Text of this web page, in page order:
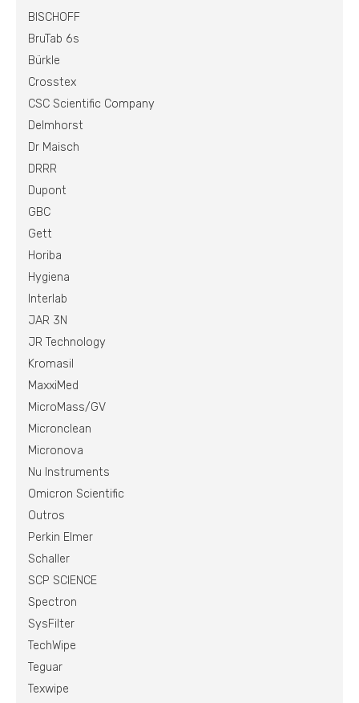
BISCHOFF
BruTab 6s
Bürkle
Crosstex
CSC Scientific Company
Delmhorst
Dr Maisch
DRRR
Dupont
GBC
Gett
Horiba
Hygiena
Interlab
JAR 3N
JR Technology
Kromasil
MaxxiMed
MicroMass/GV
Micronclean
Micronova
Nu Instruments
Omicron Scientific
Outros
Perkin Elmer
Schaller
SCP SCIENCE
Spectron
SysFilter
TechWipe
Teguar
Texwipe